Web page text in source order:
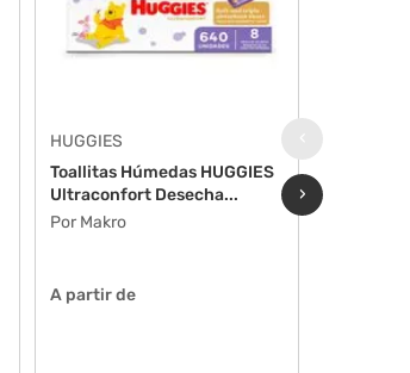
HUGGIES
Toallitas Húmedas HUGGIES
Ultraconfort Desecha...
Por Makro
A partir de
›